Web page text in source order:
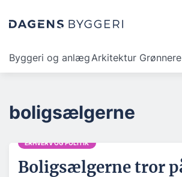
Byggeri og anlægArkitektur
boligsælgerne
ERHVERV OG POLITIK
Boligsælgerne tror